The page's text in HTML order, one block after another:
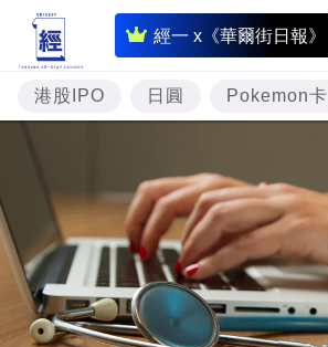
經一 x《華爾街日報》
即
時
財
經
題
投
資
樓
市
港股IPO 日圓 Pokemon卡